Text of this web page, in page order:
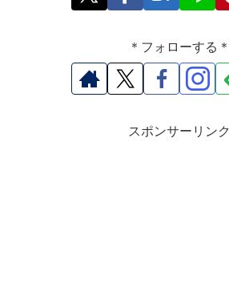
＊フォローする＊
スポンサーリンク